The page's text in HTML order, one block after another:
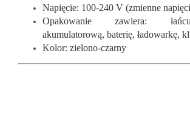
Napięcie: 100-240 V (zmienne
Opakowanie zawiera:
akumulatorową, baterię, ładowarkę,
Kolor: zielono-czarny